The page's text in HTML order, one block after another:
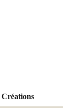
Créations